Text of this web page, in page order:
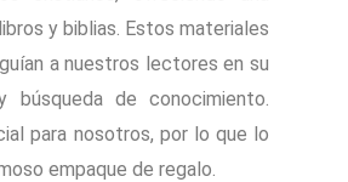
y biblias. Estos materiales
a nuestros lectores en su
búsqueda de conocimiento.
para nosotros, por lo que lo
empaque de regalo.